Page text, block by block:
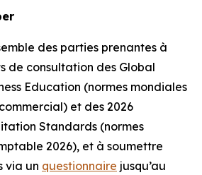
des parties prenantes à
de consultation des Global
Education (normes mondiales
et des 2026
Standards (normes
2026), et à soumettre
via un questionnaire jusqu’au